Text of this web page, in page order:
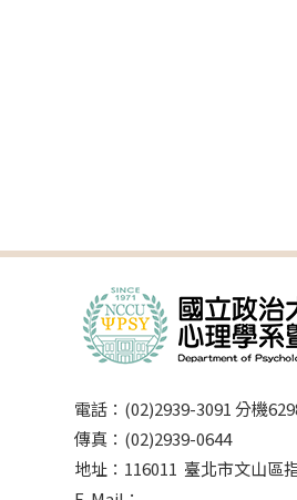
電話：(02)2939-3091 分機
傳真：(02)2939-0644
地址：116011 臺北市文山區